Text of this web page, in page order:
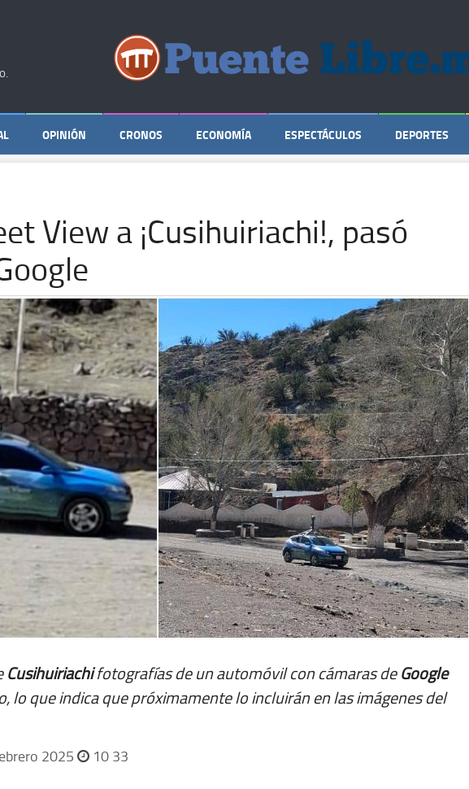
OPINIÓN CRONOS ECONOMÍA ESPECTÁCULOS DEPORTES
View a ¡Cusihuiriachi!, pasó
Cusihuiriachifotografías de un automóvil con cámaras deGoogle
lo que indica que próximamente lo incluirán en las imágenes del
2025 10 33